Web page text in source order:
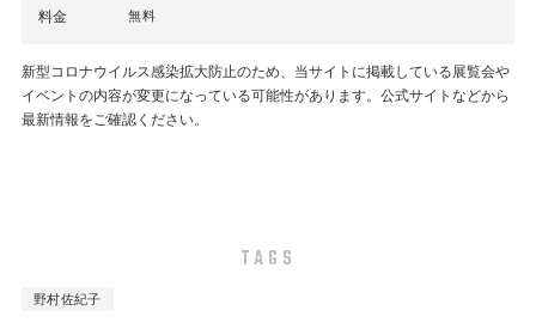
料金 無料
新型コロナウイルス感染拡大防止のため、当サイトに掲載している展覧会や
イベントの内容が変更になっている可能性があります。公式サイトなどから
最新情報をご確認ください。
TAGS
野村佐紀子